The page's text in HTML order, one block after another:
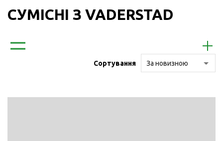
СУМІСНІ З VADERSTAD
Сортування За новизною